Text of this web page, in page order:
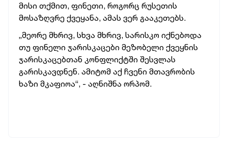
მისი თქმით, ფინეთი, როგორც რუსეთის
მოსაზღვრე ქვეყანა, ამას ვერ გააკეთებს.
„მეორე მხრივ, სხვა მხრივ, სარისკო იქნებოდა
თუ ფინელი ჯარისკაცები მეზობელი ქვეყნის
ჯარისკაცებთან კონფლიქტში შესვლას
გარისკავდნენ. ამიტომ აქ ჩვენი მთავრობის
ხაზი მკაფიოა“, - აღნიშნა ორპომ.